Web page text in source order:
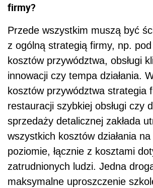
firmy?
Przede wszystkim muszą być
z ogólną strategią firmy, np.
kosztów przywództwa, obsługi
innowacji czy tempa działania.
kosztów przywództwa strategia
restauracji szybkiej obsługi czy
sprzedaży detalicznej zakłada
wszystkich kosztów działania
poziomie, łącznie z kosztami
zatrudnionych ludzi. Jedna
maksymalne uproszczenie